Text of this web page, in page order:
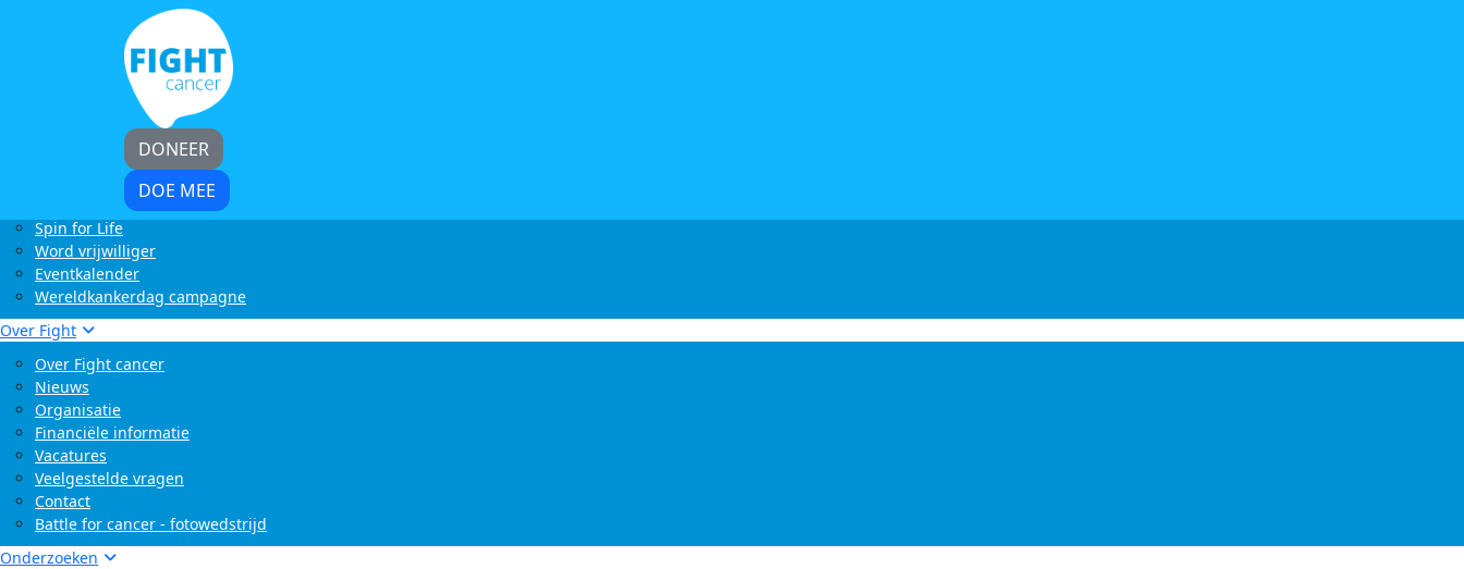
Start zelf een actie
Light at Night Walk
Rollercoaster Run
Swim to Fight Cancer
Buffelrun X Fight cancer
Tocht om de Noord
Spin for Life
Word vrijwilliger
Eventkalender
Wereldkankerdag campagne
Over Fight
Over Fight cancer
Nieuws
Organisatie
Financiële informatie
Vacatures
Veelgestelde vragen
Contact
Battle for cancer - fotowedstrijd
Onderzoeken
DONEER
DOE MEE